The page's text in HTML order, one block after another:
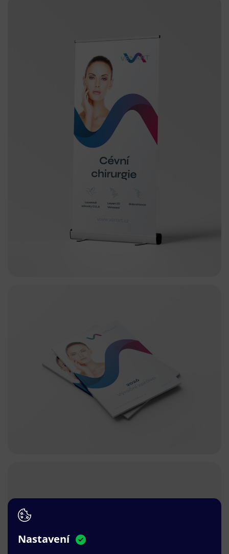
Nastavení